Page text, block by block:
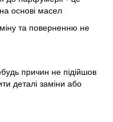
основі масел
та поверненню не
причин не підійшов
деталі заміни або